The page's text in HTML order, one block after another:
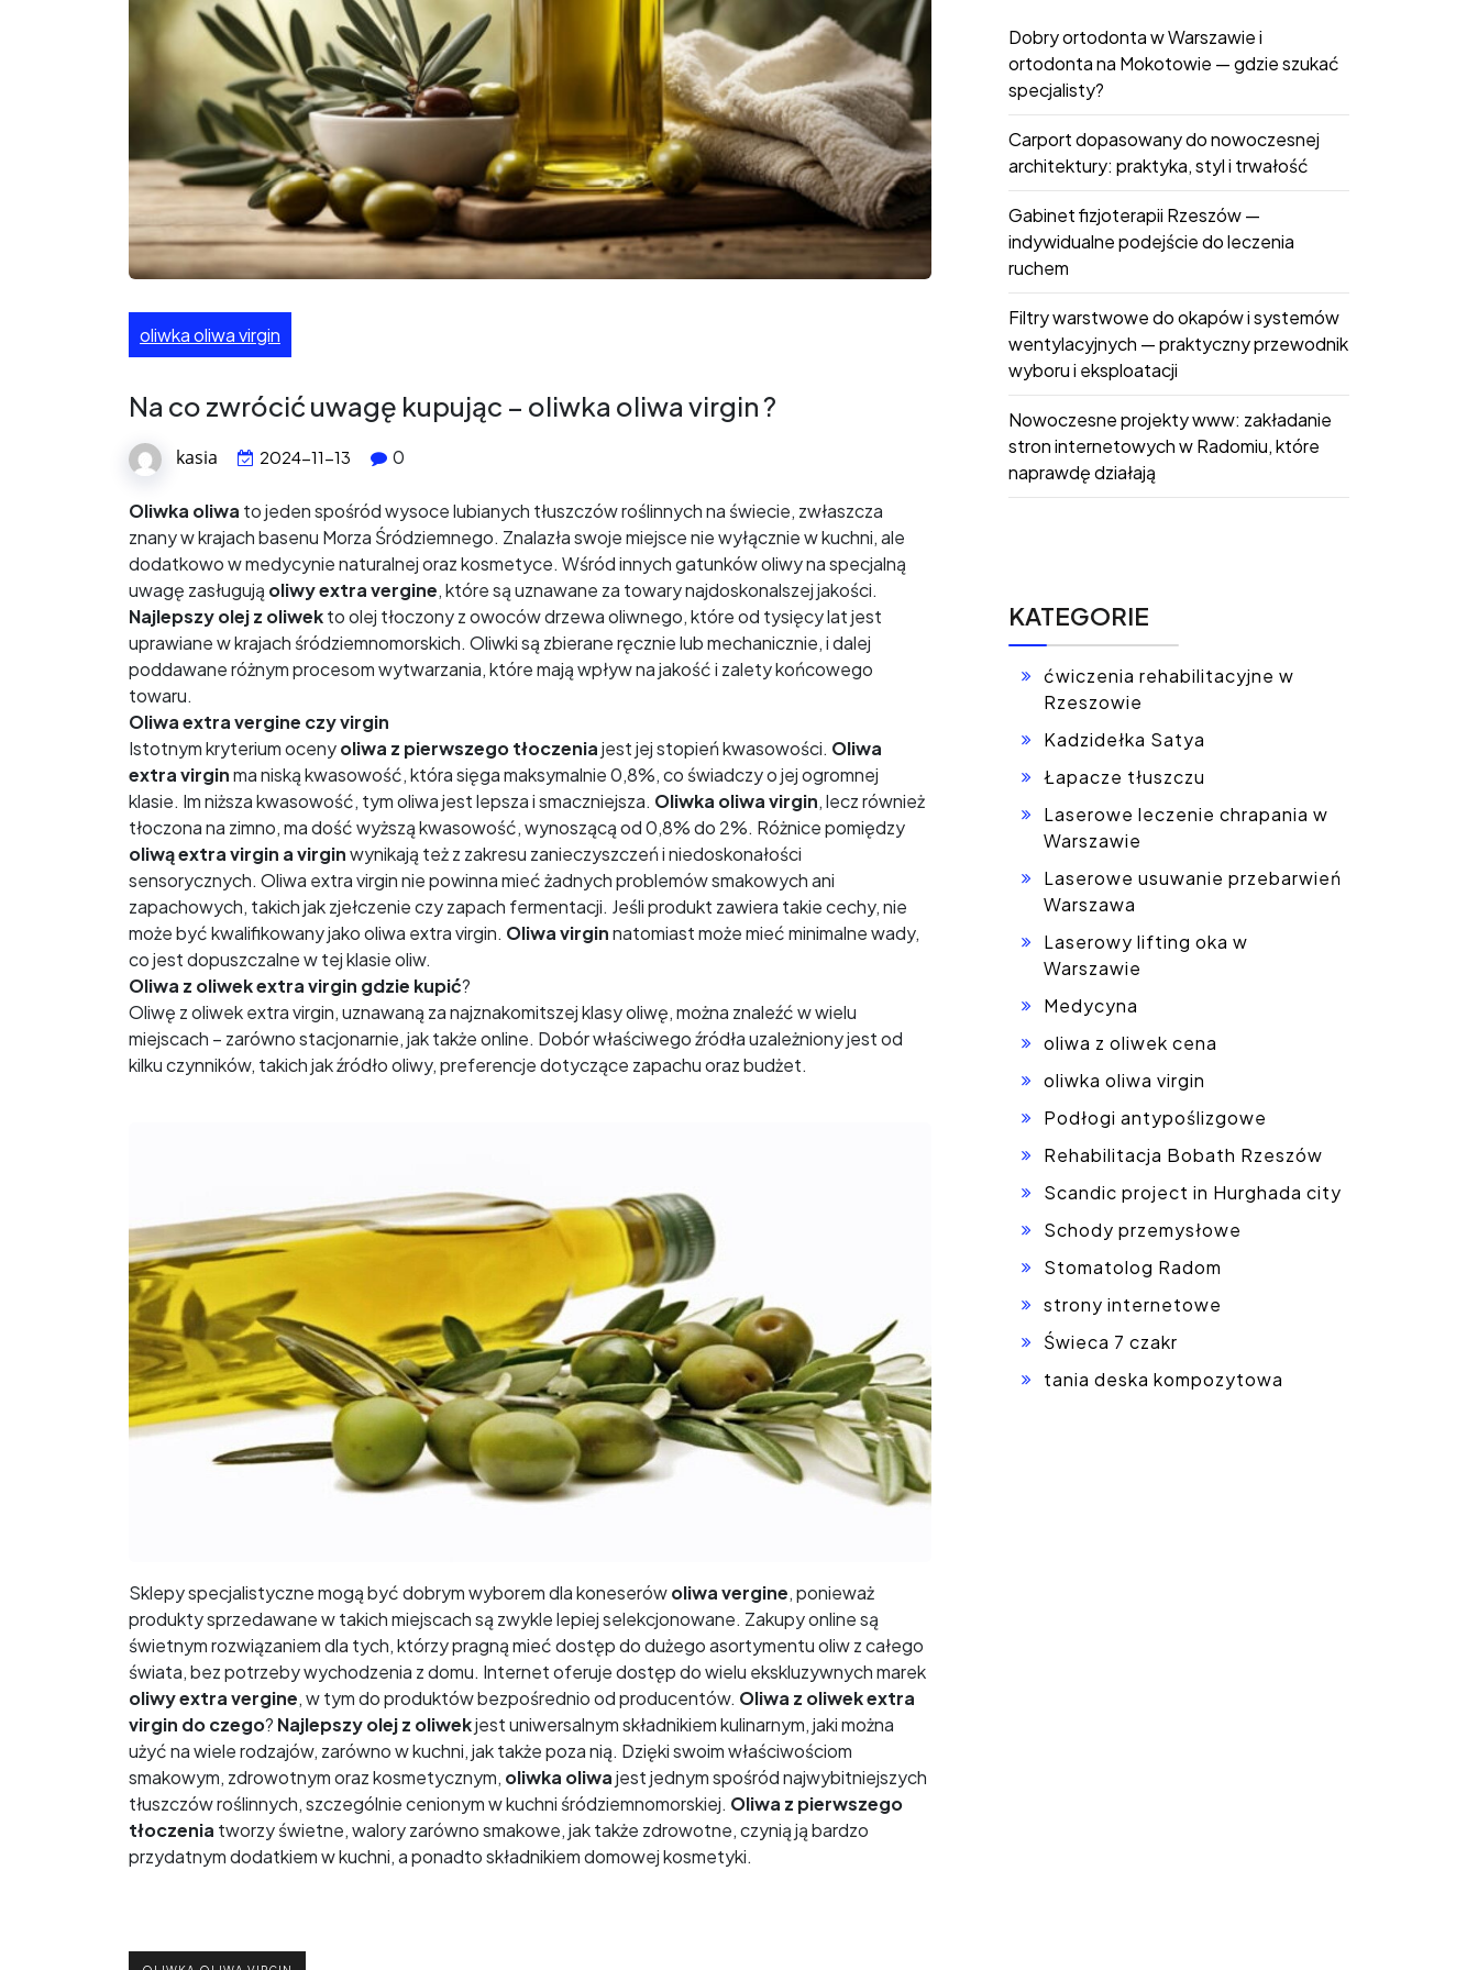
oliwka oliwa virgin
Na co zwrócić uwagę kupując – oliwka oliwa virgin ?
kasia 2024-11-13 0
Oliwka oliwa to jeden spośród wysoce lubianych tłuszczów roślinnych na świecie, zwłaszcza
znany w krajach basenu Morza Śródziemnego. Znalazła swoje miejsce nie wyłącznie w kuchni, ale
dodatkowo w medycynie naturalnej oraz kosmetyce. Wśród innych gatunków oliwy na specjalną
uwagę zasługują oliwy extra vergine, które są uznawane za towary najdoskonalszej jakości.
Najlepszy olej z oliwekto olej tłoczony z owoców drzewa oliwnego, które od tysięcy lat jest
uprawiane w krajach śródziemnomorskich. Oliwki są zbierane ręcznie lub mechanicznie, i dalej
poddawane różnym procesom wytwarzania, które mają wpływ na jakość i zalety końcowego
towaru.
Oliwa extra vergine czy virgin
Istotnym kryterium ocenyoliwa z pierwszego tłoczeniajest jej stopień kwasowości. Oliwa
extra virginma niską kwasowość, która sięga maksymalnie 0,8%, co świadczy o jej ogromnej
klasie. Im niższa kwasowość, tym oliwa jest lepsza i smaczniejsza. Oliwka oliwa virgin, lecz również
tłoczona na zimno, ma dość wyższą kwasowość, wynoszącą od 0,8% do 2%. Różnice pomiędzy
oliwą extra virgin a virginwynikają też z zakresu zanieczyszczeń i niedoskonałości
sensorycznych. Oliwa extra virgin nie powinna mieć żadnych problemów smakowych ani
zapachowych, takich jak zjełczenie czy zapach fermentacji. Jeśli produkt zawiera takie cechy, nie
może być kwalifikowany jako oliwa extra virgin. Oliwa virginnatomiast może mieć minimalne wady,
co jest dopuszczalne w tej klasie oliw.
Oliwa z oliwek extra virgin gdzie kupić?
Oliwę z oliwek extra virgin, uznawaną za najznakomitszej klasy oliwę, można znaleźć w wielu
miejscach – zarówno stacjonarnie, jak także online. Dobór właściwego źródła uzależniony jest od
kilku czynników, takich jak źródło oliwy, preferencje dotyczące zapachu oraz budżet.
Sklepy specjalistyczne mogą być dobrym wyborem dla koneserówoliwa vergine, ponieważ
produkty sprzedawane w takich miejscach są zwykle lepiej selekcjonowane. Zakupy online są
świetnym rozwiązaniem dla tych, którzy pragną mieć dostęp do dużego asortymentu oliw z całego
świata, bez potrzeby wychodzenia z domu. Internet oferuje dostęp do wielu ekskluzywnych marek
oliwy extra vergine, w tym do produktów bezpośrednio od producentów. Oliwa z oliwek extra
virgin do czego? Najlepszy olej z oliwekjest uniwersalnym składnikiem kulinarnym, jaki można
użyć na wiele rodzajów, zarówno w kuchni, jak także poza nią. Dzięki swoim właściwościom
smakowym, zdrowotnym oraz kosmetycznym, oliwka oliwajest jednym spośród najwybitniejszych
tłuszczów roślinnych, szczególnie cenionym w kuchni śródziemnomorskiej. Oliwa z pierwszego
tłoczenia tworzy świetne, walory zarówno smakowe, jak także zdrowotne, czynią ją bardzo
przydatnym dodatkiem w kuchni, a ponadto składnikiem domowej kosmetyki.
Dobry ortodonta w Warszawie i
ortodonta na Mokotowie — gdzie szukać
specjalisty?
Carport dopasowany do nowoczesnej
architektury: praktyka, styl i trwałość
Gabinet fizjoterapii Rzeszów —
indywidualne podejście do leczenia
ruchem
Filtry warstwowe do okapów i systemów
wentylacyjnych — praktyczny przewodnik
wyboru i eksploatacji
Nowoczesne projekty www: zakładanie
stron internetowych w Radomiu, które
naprawdę działają
KATEGORIE
ćwiczenia rehabilitacyjne w
Rzeszowie
Kadzidełka Satya
Łapacze tłuszczu
Laserowe leczenie chrapania w
Warszawie
Laserowe usuwanie przebarwień
Warszawa
Laserowy lifting oka w
Warszawie
Medycyna
oliwa z oliwek cena
oliwka oliwa virgin
Podłogi antypoślizgowe
Rehabilitacja Bobath Rzeszów
Scandic project in Hurghada city
Schody przemysłowe
Stomatolog Radom
strony internetowe
Świeca 7 czakr
tania deska kompozytowa